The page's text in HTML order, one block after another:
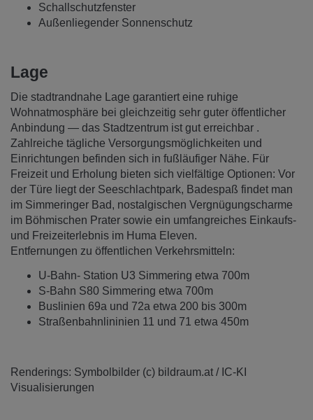
Schallschutzfenster
Außenliegender Sonnenschutz
Lage
Die stadtrandnahe Lage garantiert eine ruhige
Wohnatmosphäre bei gleichzeitig sehr guter öffentlicher
Anbindung — das Stadtzentrum ist gut erreichbar .
Zahlreiche tägliche Versorgungsmöglichkeiten und
Einrichtungen befinden sich in fußläufiger Nähe. Für
Freizeit und Erholung bieten sich vielfältige Optionen: Vor
der Türe liegt der Seeschlachtpark, Badespaß findet man
im Simmeringer Bad, nostalgischen Vergnügungscharme
im Böhmischen Prater sowie ein umfangreiches Einkaufs‑
und Freizeiterlebnis im Huma Eleven.
Entfernungen zu öffentlichen Verkehrsmitteln:
U-Bahn- Station U3 Simmering etwa 700m
S-Bahn S80 Simmering etwa 700m
Buslinien 69a und 72a etwa 200 bis 300m
Straßenbahnlininien 11 und 71 etwa 450m
Renderings: Symbolbilder (c) bildraum.at / IC-KI
Visualisierungen